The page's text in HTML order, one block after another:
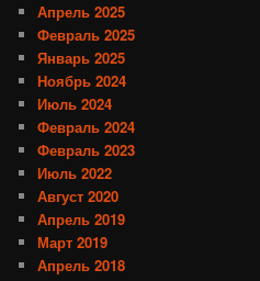
Апрель 2025
Февраль 2025
Январь 2025
Ноябрь 2024
Июль 2024
Февраль 2024
Февраль 2023
Июль 2022
Август 2020
Апрель 2019
Март 2019
Апрель 2018